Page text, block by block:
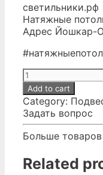
светильники.рф
Натяжные
Адрес Йошкар-
№311
Люстра
quantity
Add to cart
Category:
Задать вопрос
Больше
Related